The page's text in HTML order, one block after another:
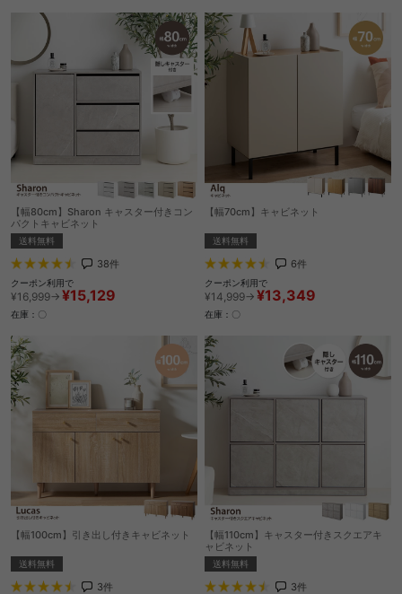
【幅80cm】Sharon キャスター付きコン
パクトキャビネット
送料無料
38件
クーポン利用で
¥16,999→ ¥15,129
在庫：〇
【幅70cm】キャビネット
送料無料
6件
クーポン利用で
¥14,999→ ¥13,349
在庫：〇
【幅100cm】引き出し付きキャビネット
送料無料
3件
【幅110cm】キャスター付きスクエアキ
ャビネット
送料無料
3件